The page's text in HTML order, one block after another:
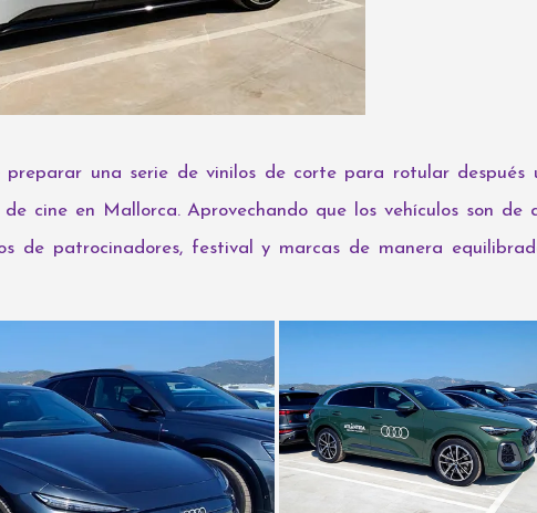
una serie de vinilos de corte para rotular después
cine en Mallorca. Aprovechando que los vehículos son de
de patrocinadores, festival y marcas de manera